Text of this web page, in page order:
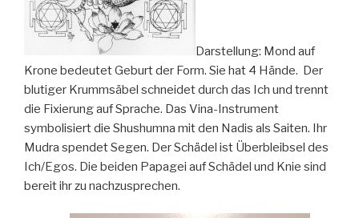
Darstellung: Mond auf
Krone bedeutet Geburt der Form. Sie hat 4 Hände. Der
blutiger Krummsäbel schneidet durch das Ich und trennt
die Fixierung auf Sprache. Das Vina-Instrument
symbolisiert die Shushumna mit den Nadis als Saiten. Ihr
Mudra spendet Segen. Der Schädel ist Überbleibsel des
Ich/Egos. Die beiden Papagei auf Schädel und Knie sind
bereit ihr zu nachzusprechen.